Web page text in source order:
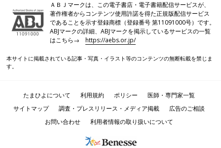
ＡＢＪマークは、この電子書店・電子書籍配信サービスが、
著作権者からコンテンツ使用許諾を得た正規版配信サービス
であることを示す登録商標（登録番号 第11091000号）です。
ABJマークの詳細、ABJマークを掲示しているサービスの一覧
はこちら→https://aebs.or.jp/
本サイトに掲載されている記事・写真・イラスト等のコンテンツの無断転載を禁じま
す。
たまひよについて 利用規約 ポリシー
医師・専門家一覧
サイトマップ
調査・プレスリリース・メディア掲載
広告のご相談
お問い合わせ
利用者情報の取り扱いについて